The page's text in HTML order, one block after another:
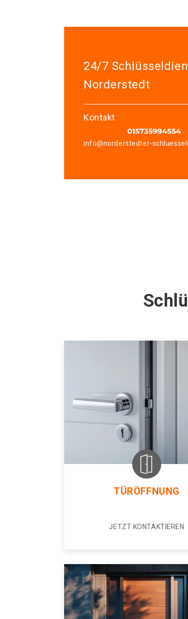
24/7
Norderstedt
Kontakt
info@norderstedter-
TÜRÖFFNUNG
JETZT KONTAKTIEREN